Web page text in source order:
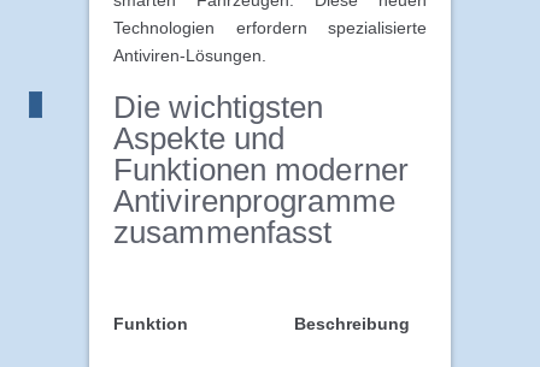
Technologien erfordern spezialisierte
Antiviren-Lösungen.
Die wichtigsten
Aspekte und
Funktionen moderner
Antivirenprogramme
zusammenfasst
Funktion Beschreibung